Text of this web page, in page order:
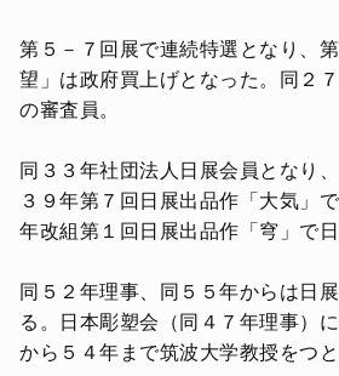
第５－７回展で連続特選となり、
望」は政府買上げとなった。同２
の審査員。
同３３年社団法人日展会員となり
３９年第７回日展出品作「大気」
年改組第１回日展出品作「穹」で
同５２年理事、同５５年からは日
る。日本彫塑会（同４７年理事）
から５４年まで筑波大学教授をつと